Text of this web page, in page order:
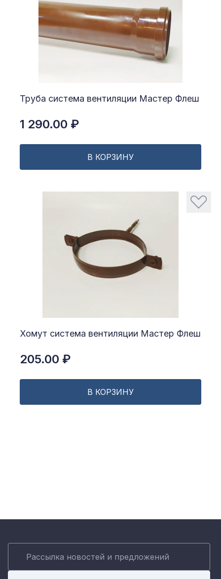
Труба система вентиляции Мастер Флеш
1 290.00 ₽
В КОРЗИНУ
Хомут система вентиляции Мастер Флеш
205.00 ₽
В КОРЗИНУ